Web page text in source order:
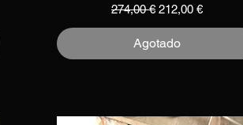
Precio
274,00 € Precio de oferta
212,00 €
Agotado